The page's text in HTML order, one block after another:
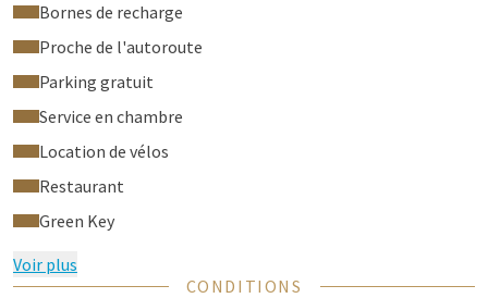
Bornes de recharge
Proche de l'autoroute
Parking gratuit
Service en chambre
Location de vélos
Restaurant
Green Key
Voir plus
CONDITIONS